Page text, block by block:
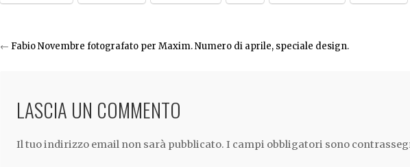
← Fabio Novembre fotografato per Maxim. Numero di aprile, speciale design.
LASCIA UN COMMENTO
Il tuo indirizzo email non sarà pubblicato. I campi obbligatori sono